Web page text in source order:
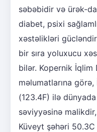
səbəbidir və ürək-
diabet, psixi
xəstəlikləri
bir sıra yoluxucu
bilər. Kopernik İqlim
məlumatlarına
(123.4F) ilə
səviyyəsinə
Küveyt şəhəri